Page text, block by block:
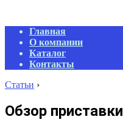
Primary
Navigation
Menu
Главная
О компании
Каталог
Контакты
Статьи ›
Обзор